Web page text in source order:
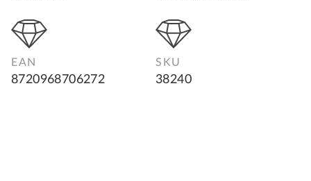
EAN
8720968706272
SKU
38240